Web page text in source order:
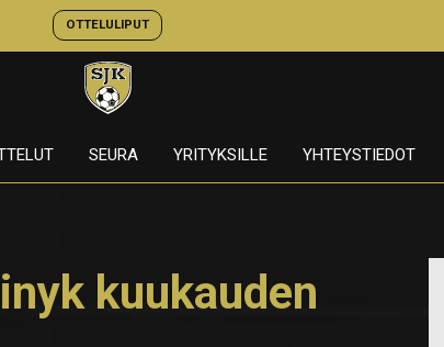
OTTELULIPUT
SEURA YRITYKSILLE YHTEYSTIEDOT
kuukauden